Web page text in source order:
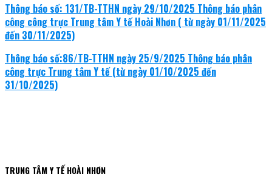
Thông báo số: 131/TB-TTHN ngày 29/10/2025 Thông báo phân
công công trực Trung tâm Y tế Hoài Nhơn ( từ ngày 01/11/2025
đến 30/11/2025)
Thông báo số:86/TB-TTHN ngày 25/9/2025 Thông báo phân
công trực Trung tâm Y tế (từ ngày 01/10/2025 đến
31/10/2025)
TRUNG TÂM Y TẾ HOÀI NHƠN